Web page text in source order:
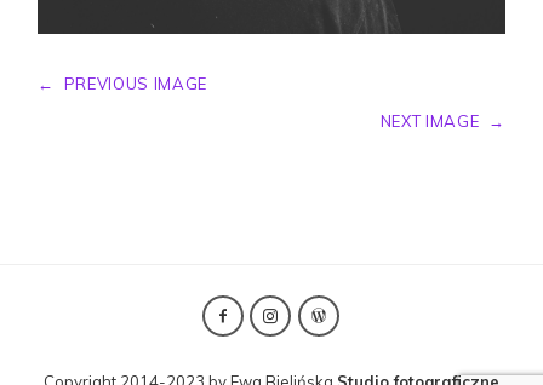
←
PREVIOUS IMAGE
NEXT IMAGE
→